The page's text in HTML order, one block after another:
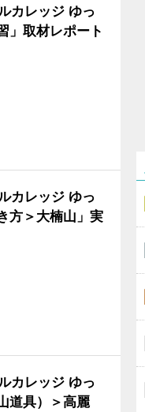
カレッジ ゆっ
」取材レポート
カレッジ ゆっ
方＞大楠山」実
カレッジ ゆっ
道具）＞高麗